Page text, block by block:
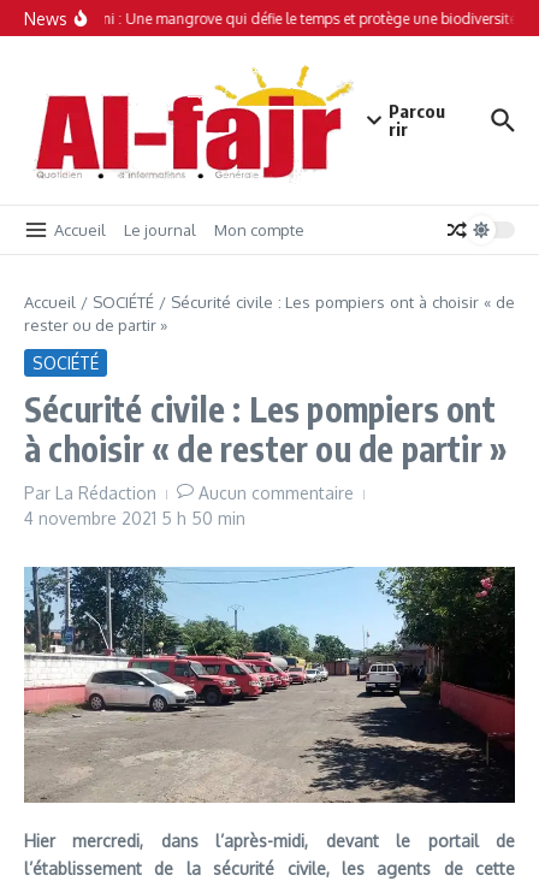
Aller au contenu
News
Simamboini : Une mangrove qui défie le temps et protège une biodiversité
Parcou
rir
Accueil Le journal Mon compte
Accueil / SOCIÉTÉ/ Sécurité civile : Les pompiers ont à choisir « de
rester ou de partir »
SOCIÉTÉ
Sécurité civile : Les pompiers ont
à choisir « de rester ou de partir »
Par La Rédaction
Aucun commentaire
4 novembre 2021 5 h 50 min
Hier mercredi, dans l’après-midi, devant le portail de
l’établissement de la sécurité civile, les agents de cette